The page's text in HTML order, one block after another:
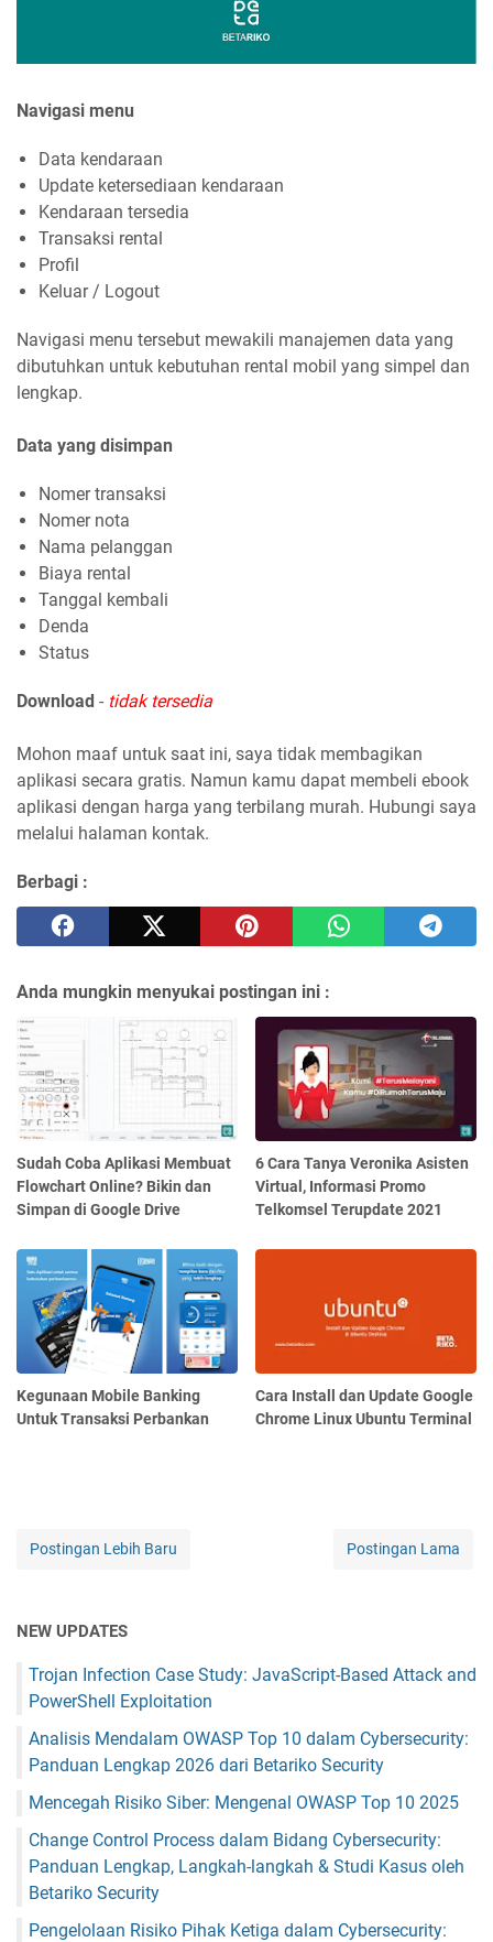
Navigasi menu
Data kendaraan
Update ketersediaan kendaraan
Kendaraan tersedia
Transaksi rental
Profil
Keluar / Logout
Navigasi menu tersebut mewakili manajemen data yang
dibutuhkan untuk kebutuhan rental mobil yang simpel dan
lengkap.
Data yang disimpan
Nomer transaksi
Nomer nota
Nama pelanggan
Biaya rental
Tanggal kembali
Denda
Status
Download - tidak tersedia
Mohon maaf untuk saat ini, saya tidak membagikan
aplikasi secara gratis. Namun kamu dapat membeli ebook
aplikasi dengan harga yang terbilang murah. Hubungi saya
melalui halaman kontak.
Berbagi :
Anda mungkin menyukai postingan ini :
Sudah Coba Aplikasi Membuat
Flowchart Online? Bikin dan
Simpan di Google Drive
6 Cara Tanya Veronika Asisten
Virtual, Informasi Promo
Telkomsel Terupdate 2021
Kegunaan Mobile Banking
Untuk Transaksi Perbankan
Cara Install dan Update Google
Chrome Linux Ubuntu Terminal
Postingan Lebih Baru Postingan Lama
NEW UPDATES
Trojan Infection Case Study: JavaScript-Based Attack and
PowerShell Exploitation
Analisis Mendalam OWASP Top 10 dalam Cybersecurity:
Panduan Lengkap 2026 dari Betariko Security
Mencegah Risiko Siber: Mengenal OWASP Top 10 2025
Change Control Process dalam Bidang Cybersecurity:
Panduan Lengkap, Langkah-langkah & Studi Kasus oleh
Betariko Security
Pengelolaan Risiko Pihak Ketiga dalam Cybersecurity: